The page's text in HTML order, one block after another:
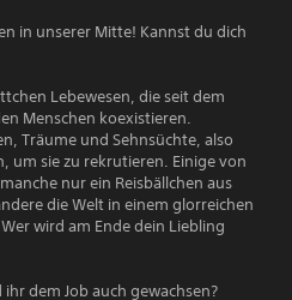
in unserer Mitte! Kannst du dich
Lebewesen, die seit dem
Menschen koexistieren.
Träume und Sehnsüchte, also
um sie zu rekrutieren. Einige von
nur ein Reisbällchen aus
die Welt in einem glorreichen
wird am Ende dein Liebling
dem Job auch gewachsen?